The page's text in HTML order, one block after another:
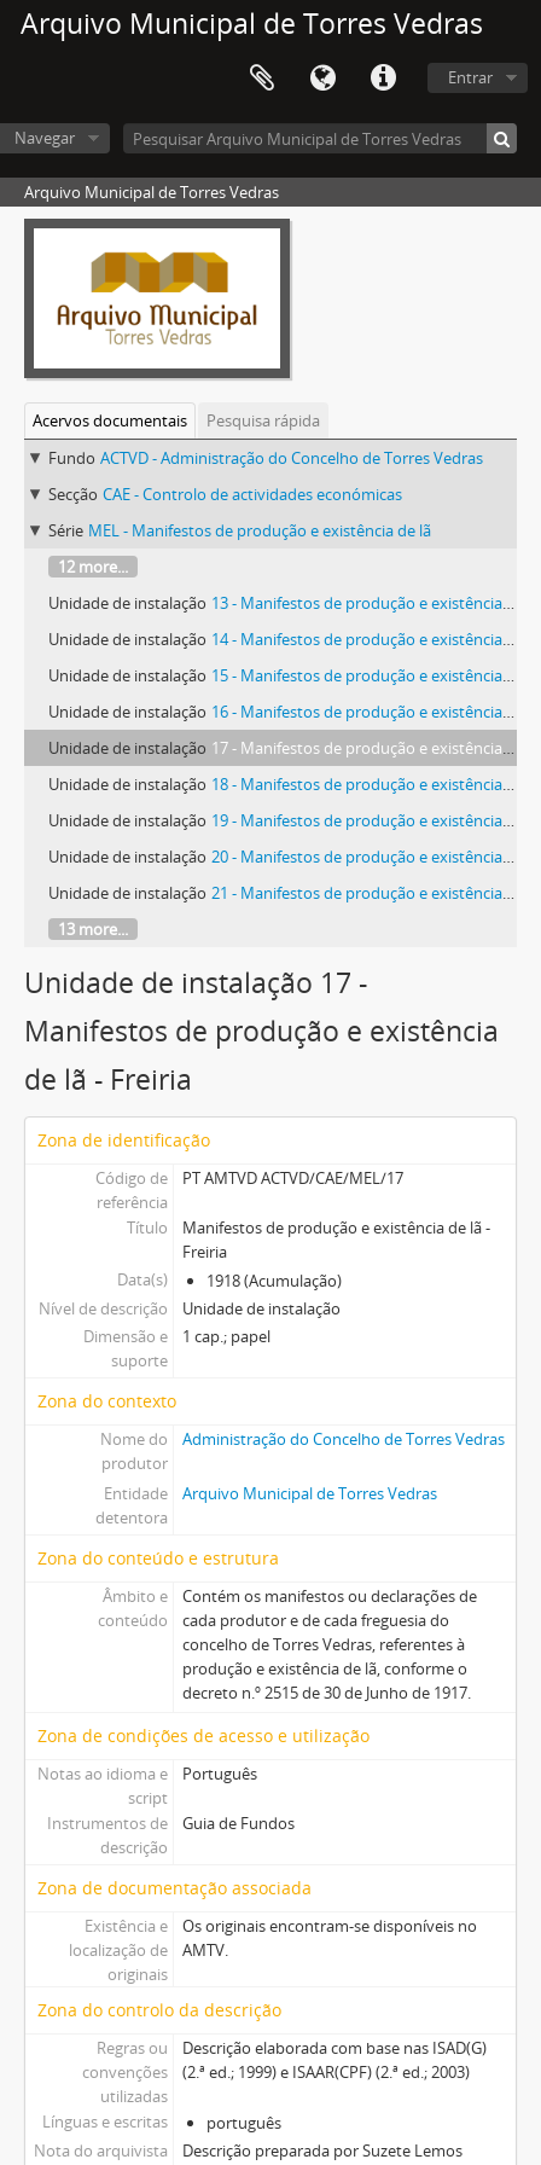
Arquivo Municipal de Torres Vedras
Entrar
Navegar
Arquivo Municipal de Torres Vedras
Acervos documentais
Pesquisa rápida
Fundo ACTVD - Administração do Concelho de Torres Vedras
Secção CAE - Controlo de actividades económicas
Série MEL - Manifestos de produção e existência de lã
12 more...
Unidade de instalação 13 - Manifestos de produção e existência de lã - São Pedro
Unidade de instalação 14 - Manifestos de produção e existência de lã - São Pedro da Cadeira
Unidade de instalação 15 - Manifestos de produção e existência de lã - Turcifal
Unidade de instalação 16 - Manifestos de produção e existência de lã - Dois Portos
Unidade de instalação 17 - Manifestos de produção e existência de lã - Freiria
Unidade de instalação 18 - Manifestos de produção e existência de lã - São Pedro da Cadeira
Unidade de instalação 19 - Manifestos de produção e existência de lã - A-dos-Cunhados
Unidade de instalação 20 - Manifestos de produção e existência de lã - Carmões
Unidade de instalação 21 - Manifestos de produção e existência de lã - Carvoeira
13 more...
Unidade de instalação 17 -
Manifestos de produção e existência
de lã - Freiria
Zona de identificação
Código de
referência
PT AMTVD ACTVD/CAE/MEL/17
Título
Manifestos de produção e existência de lã -
Freiria
Data(s)
1918 (Acumulação)
Nível de descrição
Unidade de instalação
Dimensão e
suporte
1 cap.; papel
Zona do contexto
Nome do
produtor
Administração do Concelho de Torres Vedras
Entidade
detentora
Arquivo Municipal de Torres Vedras
Zona do conteúdo e estrutura
Âmbito e
conteúdo
Contém os manifestos ou declarações de
cada produtor e de cada freguesia do
concelho de Torres Vedras, referentes à
produção e existência de lã, conforme o
decreto n.º 2515 de 30 de Junho de 1917.
Zona de condições de acesso e utilização
Notas ao idioma e
script
Português
Instrumentos de
descrição
Guia de Fundos
Zona de documentação associada
Existência e
localização de
originais
Os originais encontram-se disponíveis no
AMTV.
Zona do controlo da descrição
Regras ou
convenções
utilizadas
Descrição elaborada com base nas ISAD(G)
(2.ª ed.; 1999) e ISAAR(CPF) (2.ª ed.; 2003)
Línguas e escritas
português
Nota do arquivista
Descrição preparada por Suzete Lemos